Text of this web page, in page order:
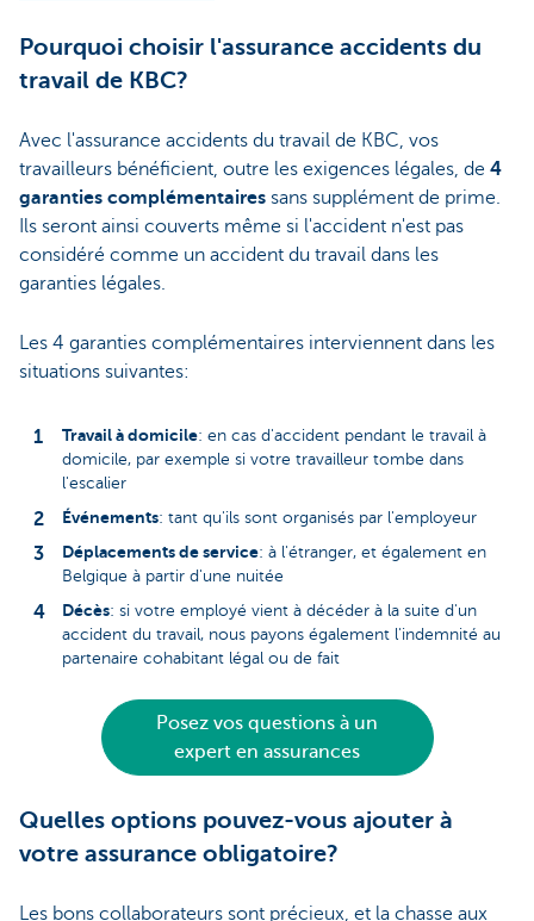
Pourquoi choisir l'assurance accidents du
travail de KBC?
Avec l'assurance accidents du travail de KBC, vos
travailleurs bénéficient, outre les exigences légales, de 4
garanties complémentaires sans supplément de prime.
Ils seront ainsi couverts même si l'accident n'est pas
considéré comme un accident du travail dans les
garanties légales.
Les 4 garanties complémentaires interviennent dans les
situations suivantes:
Travail à domicile: en cas d'accident pendant le travail à
domicile, par exemple si votre travailleur tombe dans
l'escalier
Événements: tant qu'ils sont organisés par l'employeur
Déplacements de service: à l'étranger, et également en
Belgique à partir d'une nuitée
Décès: si votre employé vient à décéder à la suite d'un
accident du travail, nous payons également l'indemnité au
partenaire cohabitant légal ou de fait
Posez vos questions à un
expert en assurances
Quelles options pouvez-vous ajouter à
votre assurance obligatoire?
Les bons collaborateurs sont précieux, et la chasse aux